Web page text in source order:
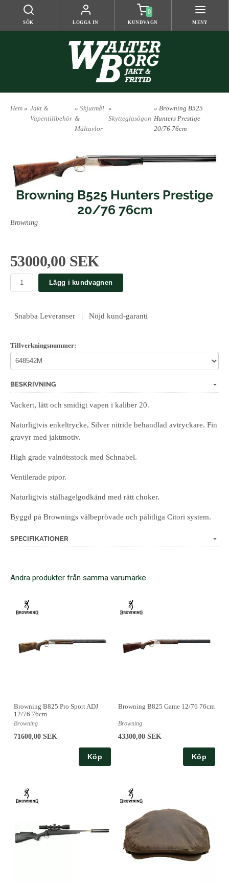
SÖK LOGGA IN
0
KUNDVAGN MENY
Hem » Jakt &
Vapentillbehör
» Skjutmål
&
Måltavlor
»
Skytteglasögon
» Browning B525
Hunters Prestige
20/76 76cm
Browning B525 Hunters Prestige
20/76 76cm
Browning
53000,00 SEK
Lägg i kundvagnen
Snabba Leveranser | Nöjd kund-garanti
Tillverkningsnummer:
BESKRIVNING
Vackert, lätt och smidigt vapen i kaliber 20.
Naturligtvis enkeltrycke, Silver nitride behandlad avtryckare. Fin
gravyr med jaktmotiv.
High grade valnötsstock med Schnabel.
Ventilerade pipor.
Naturligtvis stålhagelgodkänd med rätt choker.
Byggd på Brownings välbeprövade och pålitliga Citori system.
SPECIFIKATIONER
Andra produkter från samma varumärke
Browning B825 Pro Sport ADJ
12/76 76cm
Browning
71600,00 SEK
Köp
Browning B825 Game 12/76 76cm
Browning
43300,00 SEK
Köp